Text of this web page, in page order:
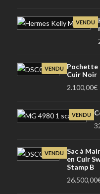
VENDU
VENDU
Pochette
Cuir Noir
2.100,00€
VENDU
VENDU Sac à
en Cuir
Stamp B
26.500,00